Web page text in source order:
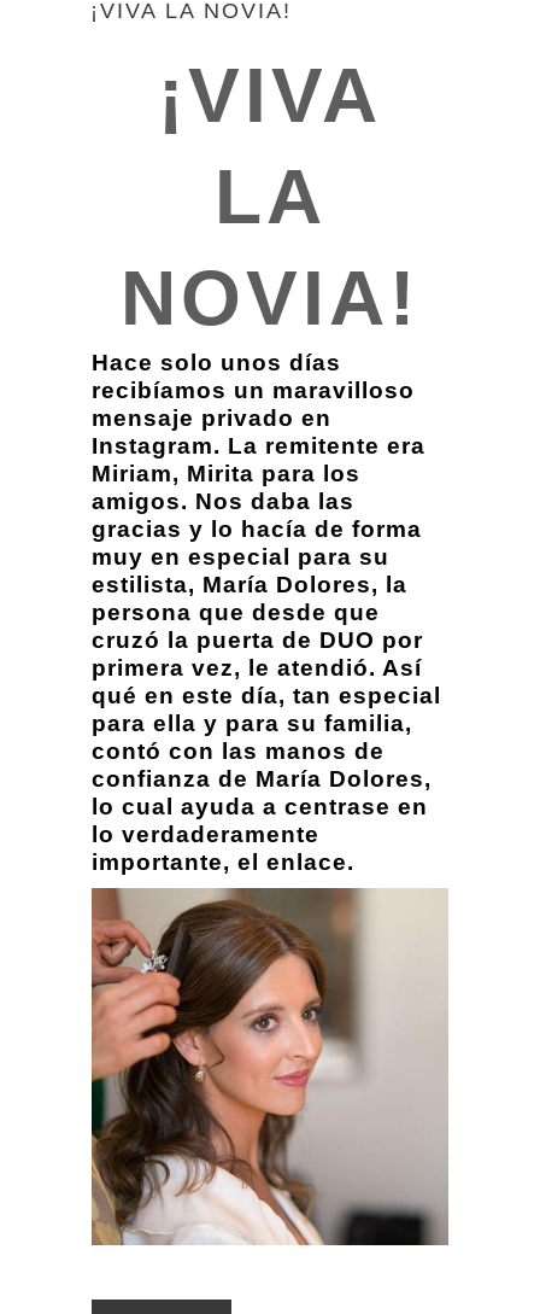
¡VIVA LA NOVIA!
¡VIVA
LA
NOVIA!
Hace solo unos días
recibíamos un maravilloso
mensaje privado en
Instagram. La remitente era
Miriam, Mirita para los
amigos. Nos daba las
gracias y lo hacía de forma
muy en especial para su
estilista, María Dolores, la
persona que desde que
cruzó la puerta de DUO por
primera vez, le atendió. Así
qué en este día, tan especial
para ella y para su familia,
contó con las manos de
confianza de María Dolores,
lo cual ayuda a centrase en
lo verdaderamente
importante, el enlace.